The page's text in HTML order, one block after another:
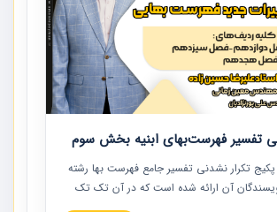
تفسیر فهرست‌بهای ابنیه بخش سوم
پکیج تکرار نشدنی تفسیر جامع فهرست بها رشته
نویسندگان آن ارائه شده است که در آن تک تک
فهرست بها تفسیر و ارائه شده است. این